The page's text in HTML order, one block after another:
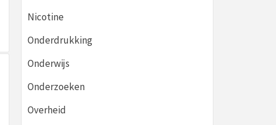
Nicotine
Onderdrukking
Onderwijs
Onderzoeken
Overheid